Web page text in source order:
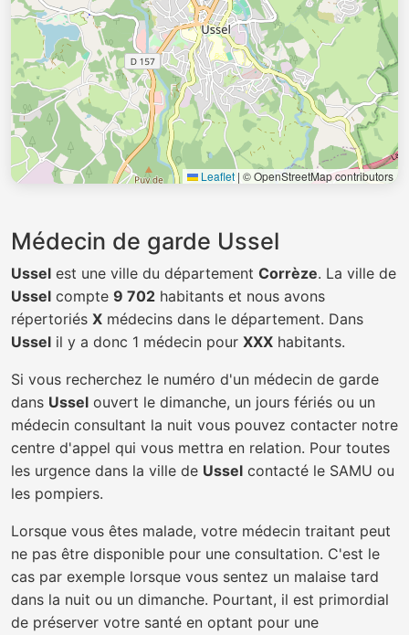
Leaflet | © OpenStreetMap contributors
Médecin de garde Ussel
Ussel est une ville du département Corrèze. La ville de
Ussel compte 9 702 habitants et nous avons
répertoriés X médecins dans le département. Dans
Ussel il y a donc 1 médecin pour XXX habitants.
Si vous recherchez le numéro d'un médecin de garde
dans Ussel ouvert le dimanche, un jours fériés ou un
médecin consultant la nuit vous pouvez contacter notre
centre d'appel qui vous mettra en relation. Pour toutes
les urgence dans la ville de Ussel contacté le SAMU ou
les pompiers.
Lorsque vous êtes malade, votre médecin traitant peut
ne pas être disponible pour une consultation. C'est le
cas par exemple lorsque vous sentez un malaise tard
dans la nuit ou un dimanche. Pourtant, il est primordial
de préserver votre santé en optant pour une